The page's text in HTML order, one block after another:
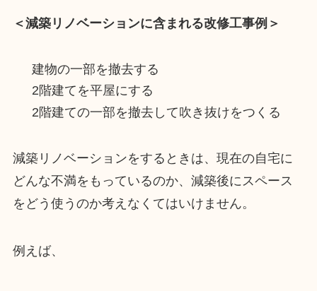
＜減築リノベーションに含まれる改修工事例＞
建物の一部を撤去する
2階建てを平屋にする
2階建ての一部を撤去して吹き抜けをつくる
減築リノベーションをするときは、現在の自宅に
どんな不満をもっているのか、減築後にスペース
をどう使うのか考えなくてはいけません。
例えば、